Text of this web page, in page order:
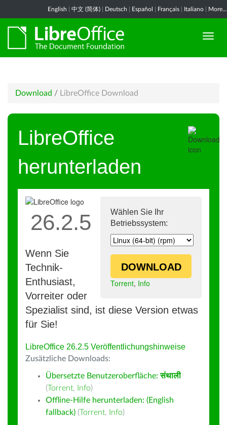
English 中文 (简体) Deutsch Español Français Italiano More...
Download / LibreOffice Download
LibreOffice
herunterladen
Wählen Sie Ihr
Betriebssystem:
DOWNLOAD
Torrent, Info
26.2.5
Wenn Sie
Technik-
Enthusiast,
Vorreiter oder
Spezialist sind, ist diese Version etwas
für Sie!
LibreOffice 26.2.5 Veröffentlichungshinweise
Zusätzliche Downloads:
Übersetzte Benutzeroberfläche:संथाली
(Torrent, Info)
Offline-Hilfe herunterladen: (English
fallback) (Torrent, Info)